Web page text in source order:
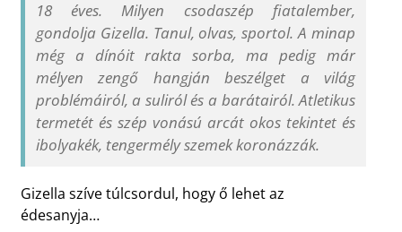
18 éves. Milyen csodaszép fiatalember,
gondolja Gizella. Tanul, olvas, sportol. A minap
még a dínóit rakta sorba, ma pedig már
mélyen zengő hangján beszélget a világ
problémáiról, a suliról és a barátairól. Atletikus
termetét és szép vonású arcát okos tekintet és
ibolyakék, tengermély szemek koronázzák.
Gizella szíve túlcsordul, hogy ő lehet az
édesanyja…